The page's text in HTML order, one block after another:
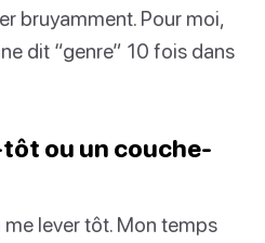
bruyamment. Pour moi,
dit “genre” 10 fois dans
ou un couche-
me lever tôt. Mon temps